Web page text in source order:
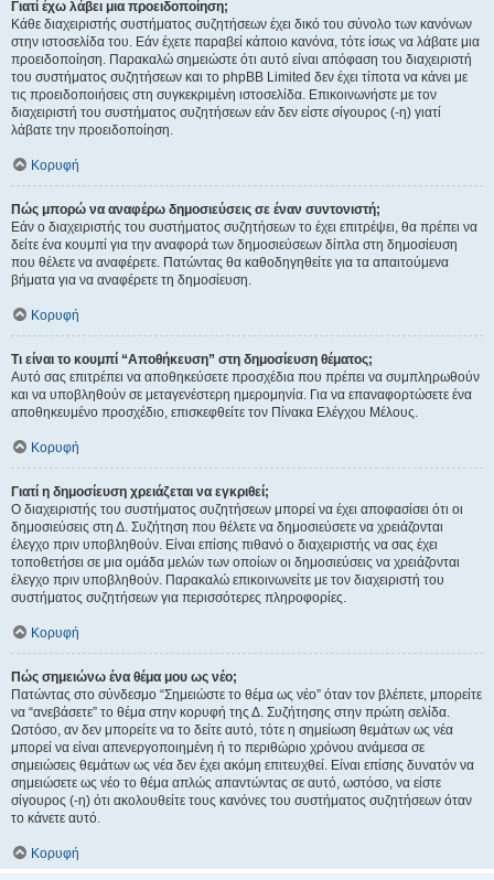
Γιατί έχω λάβει μια προειδοποίηση;
Κάθε διαχειριστής συστήματος συζητήσεων έχει δικό του σύνολο των κανόνων
στην ιστοσελίδα του. Εάν έχετε παραβεί κάποιο κανόνα, τότε ίσως να λάβατε μια
προειδοποίηση. Παρακαλώ σημειώστε ότι αυτό είναι απόφαση του διαχειριστή
του συστήματος συζητήσεων και το phpBB Limited δεν έχει τίποτα να κάνει με
τις προειδοποιήσεις στη συγκεκριμένη ιστοσελίδα. Επικοινωνήστε με τον
διαχειριστή του συστήματος συζητήσεων εάν δεν είστε σίγουρος (-η) γιατί
λάβατε την προειδοποίηση.
Κορυφή
Πώς μπορώ να αναφέρω δημοσιεύσεις σε έναν συντονιστή;
Εάν ο διαχειριστής του συστήματος συζητήσεων το έχει επιτρέψει, θα πρέπει να
δείτε ένα κουμπί για την αναφορά των δημοσιεύσεων δίπλα στη δημοσίευση
που θέλετε να αναφέρετε. Πατώντας θα καθοδηγηθείτε για τα απαιτούμενα
βήματα για να αναφέρετε τη δημοσίευση.
Κορυφή
Τι είναι το κουμπί “Αποθήκευση” στη δημοσίευση θέματος;
Αυτό σας επιτρέπει να αποθηκεύσετε προσχέδια που πρέπει να συμπληρωθούν
και να υποβληθούν σε μεταγενέστερη ημερομηνία. Για να επαναφορτώσετε ένα
αποθηκευμένο προσχέδιο, επισκεφθείτε τον Πίνακα Ελέγχου Μέλους.
Κορυφή
Γιατί η δημοσίευση χρειάζεται να εγκριθεί;
Ο διαχειριστής του συστήματος συζητήσεων μπορεί να έχει αποφασίσει ότι οι
δημοσιεύσεις στη Δ. Συζήτηση που θέλετε να δημοσιεύσετε να χρειάζονται
έλεγχο πριν υποβληθούν. Είναι επίσης πιθανό ο διαχειριστής να σας έχει
τοποθετήσει σε μια ομάδα μελών των οποίων οι δημοσιεύσεις να χρειάζονται
έλεγχο πριν υποβληθούν. Παρακαλώ επικοινωνείτε με τον διαχειριστή του
συστήματος συζητήσεων για περισσότερες πληροφορίες.
Κορυφή
Πώς σημειώνω ένα θέμα μου ως νέο;
Πατώντας στο σύνδεσμο “Σημειώστε το θέμα ως νέο” όταν τον βλέπετε, μπορείτε
να “ανεβάσετε” το θέμα στην κορυφή της Δ. Συζήτησης στην πρώτη σελίδα.
Ωστόσο, αν δεν μπορείτε να το δείτε αυτό, τότε η σημείωση θεμάτων ως νέα
μπορεί να είναι απενεργοποιημένη ή το περιθώριο χρόνου ανάμεσα σε
σημειώσεις θεμάτων ως νέα δεν έχει ακόμη επιτευχθεί. Είναι επίσης δυνατόν να
σημειώσετε ως νέο το θέμα απλώς απαντώντας σε αυτό, ωστόσο, να είστε
σίγουρος (-η) ότι ακολουθείτε τους κανόνες του συστήματος συζητήσεων όταν
το κάνετε αυτό.
Κορυφή